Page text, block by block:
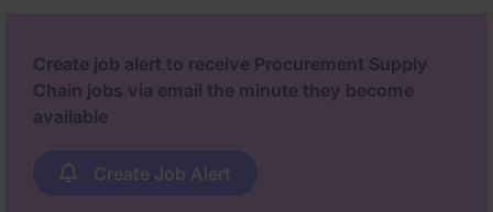
Create job alert to receive Procurement Supply
Chain jobs via email the minute they become
available
Create Job Alert